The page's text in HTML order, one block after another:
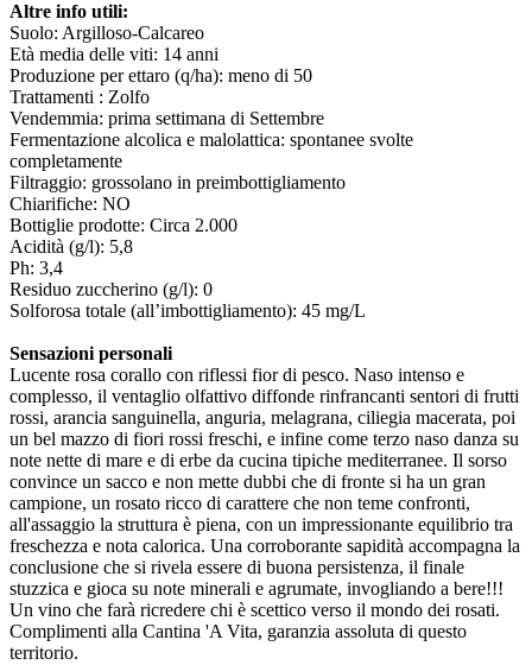
Altre info utili:
Suolo: Argilloso-Calcareo
Età media delle viti: 14 anni
Produzione per ettaro (q/ha): meno di 50
Trattamenti : Zolfo
Vendemmia: prima settimana di Settembre
Fermentazione alcolica e malolattica: spontanee svolte
completamente
Filtraggio: grossolano in preimbottigliamento
Chiarifiche: NO
Bottiglie prodotte: Circa 2.000
Acidità (g/l): 5,8
Ph: 3,4
Residuo zuccherino (g/l): 0
Solforosa totale (all’imbottigliamento): 45 mg/L
Sensazioni personali
Lucente rosa corallo con riflessi fior di pesco. Naso intenso e
complesso, il ventaglio olfattivo diffonde rinfrancanti sentori di frutti
rossi, arancia sanguinella, anguria, melagrana, ciliegia macerata, poi
un bel mazzo di fiori rossi freschi, e infine come terzo naso danza su
note nette di mare e di erbe da cucina tipiche mediterranee. Il sorso
convince un sacco e non mette dubbi che di fronte si ha un gran
campione, un rosato ricco di carattere che non teme confronti,
all'assaggio la struttura è piena, con un impressionante equilibrio tra
freschezza e nota calorica. Una corroborante sapidità accompagna la
conclusione che si rivela essere di buona persistenza, il finale
stuzzica e gioca su note minerali e agrumate, invogliando a bere!!!
Un vino che farà ricredere chi è scettico verso il mondo dei rosati.
Complimenti alla Cantina 'A Vita, garanzia assoluta di questo
territorio.